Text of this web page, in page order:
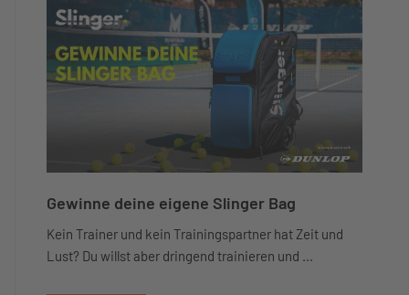
Gewinne deine eigene Slinger Bag
Kein Trainer und kein Trainingspartner hat Zeit und
Lust? Du willst aber dringend trainieren und ...